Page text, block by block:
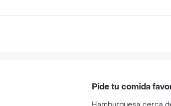
Pide tu comida